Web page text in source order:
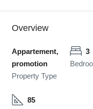
Overview
Appartement,
promotion
Property Type
3
85